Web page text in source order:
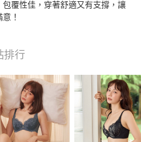
覆性佳，穿著舒適又有支撐，讓
！
排行